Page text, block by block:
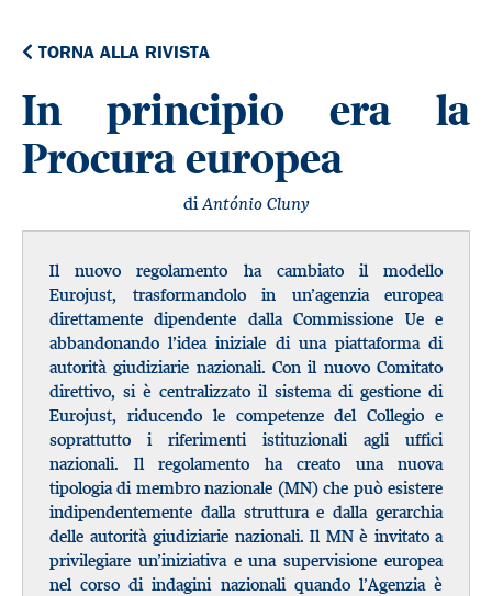
TORNA ALLA RIVISTA
In principio era la
Procura europea
diAntónio Cluny
Il nuovo regolamento ha cambiato il modello
Eurojust, trasformandolo in un’agenzia europea
direttamente dipendente dalla Commissione Ue e
abbandonando l’idea iniziale di una piattaforma di
autorità giudiziarie nazionali. Con il nuovo Comitato
direttivo, si è centralizzato il sistema di gestione di
Eurojust, riducendo le competenze del Collegio e
soprattutto i riferimenti istituzionali agli uffici
nazionali. Il regolamento ha creato una nuova
tipologia di membro nazionale (MN) che può esistere
indipendentemente dalla struttura e dalla gerarchia
delle autorità giudiziarie nazionali. Il MN è invitato a
privilegiare un’iniziativa e una supervisione europea
nel corso di indagini nazionali quando l’Agenzia è